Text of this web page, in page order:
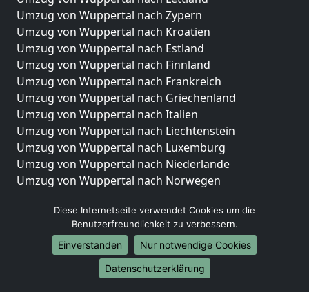
Umzug von Wuppertal nach Zypern
Umzug von Wuppertal nach Kroatien
Umzug von Wuppertal nach Estland
Umzug von Wuppertal nach Finnland
Umzug von Wuppertal nach Frankreich
Umzug von Wuppertal nach Griechenland
Umzug von Wuppertal nach Italien
Umzug von Wuppertal nach Liechtenstein
Umzug von Wuppertal nach Luxemburg
Umzug von Wuppertal nach Niederlande
Umzug von Wuppertal nach Norwegen
Umzüge-Deutschlandweit
Umzug von Wuppertal nach Berlin
Umzug von Wuppertal nach Hamburg
Umzug von Wuppertal nach München
Umzug von Wuppertal nach Köln
Diese Internetseite verwendet Cookies um die
Benutzerfreundlichkeit zu verbessern.
Einverstanden
Nur notwendige Cookies
Datenschutzerklärung